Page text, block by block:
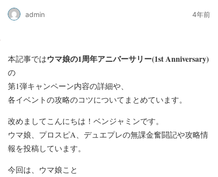
admin 4年前
本記事ではウマ娘の1周年アニバーサリー(1st Anniversary)
の
第1弾キャンペーン内容の詳細や、
各イベントの攻略のコツについてまとめています。
改めましてこんにちは！ベンジャミンです。
ウマ娘、プロスピA、デュエプレの無課金奮闘記や攻略情
報を投稿しています。
今回は、ウマ娘こと